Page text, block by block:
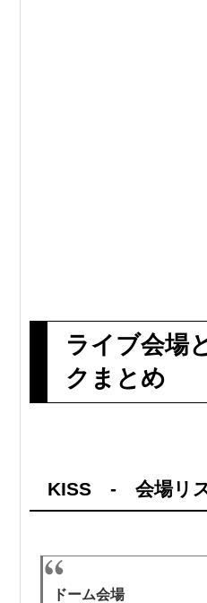
ライブ会場
クまとめ
KISS - 会場リ
ドーム会場